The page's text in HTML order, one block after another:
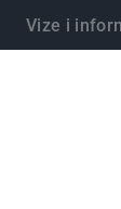
Vize i